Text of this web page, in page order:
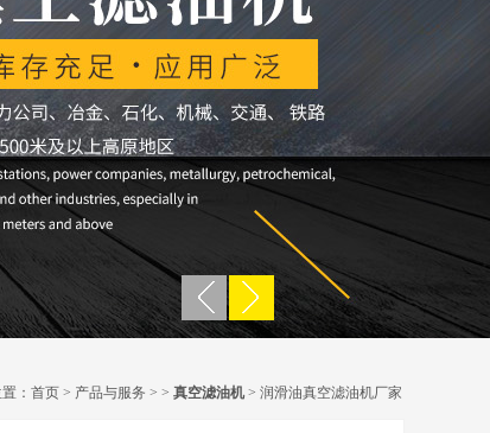
： 首页 > 产品与服务 > > 真空滤油机> 润滑油真空滤油机厂家